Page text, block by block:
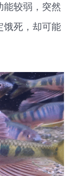
能较弱，突然
饿死，却可能